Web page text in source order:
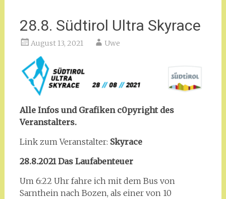
28.8. Südtirol Ultra Skyrace
August 13, 2021 Uwe
Alle Infos und Grafiken c0pyright des
Veranstalters.
Link zum Veranstalter: Skyrace
28.8.2021 Das Laufabenteuer
Um 6:22 Uhr fahre ich mit dem Bus von
Sarnthein nach Bozen, als einer von 10